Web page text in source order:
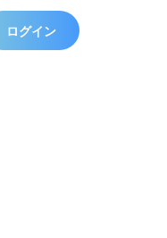
ログイン